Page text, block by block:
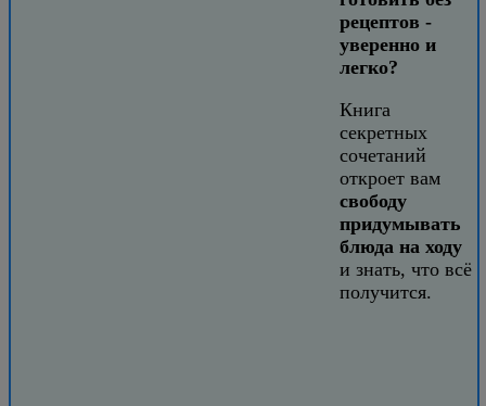
рецептов -
уверенно и
легко?
Книга
секретных
сочетаний
откроет вам
свободу
придумывать
блюда на ходу
и знать, что всё
получится.